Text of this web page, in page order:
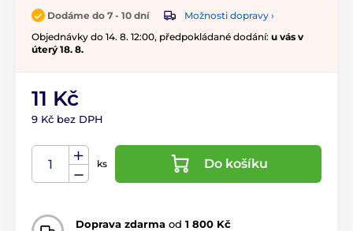
Dodáme do 7 - 10 dní
Možnosti dopravy ›
Objednávky do 14. 8. 12:00, předpokládané dodání: u vás v
úterý 18. 8.
11 Kč
9 Kč bez DPH
ks Do košíku
Doprava zdarma od 1 800 Kč